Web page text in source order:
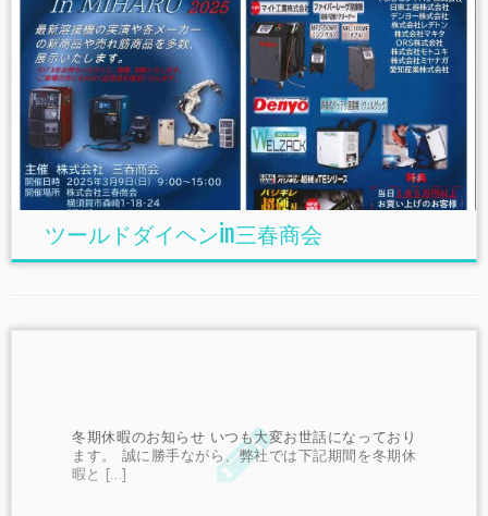
ツールドダイヘンin三春商会
冬期休暇のお知らせ いつも大変お世話になっており
ます。 誠に勝手ながら、弊社では下記期間を冬期休
暇と […]